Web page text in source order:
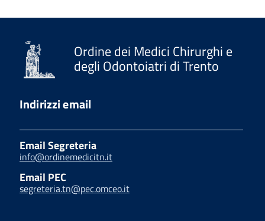
Ordine dei Medici Chirurghi e
degli Odontoiatri di Trento
Indirizzi email
Email Segreteria
info@ordinemedicitn.it
Email PEC
segreteria.tn@pec.omceo.it